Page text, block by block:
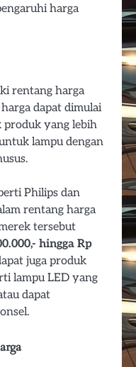
harga
rentang harga
dapat dimulai
produk yang lebih
lampu dengan
Philips dan
rentang harga
tersebut
hingga Rp
juga produk
lampu LED yang
dapat